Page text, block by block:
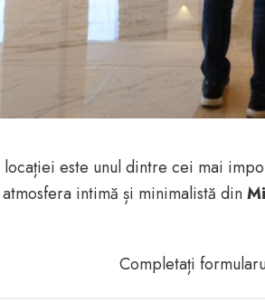
este unul dintre cei mai
atmosfera intimă și minimalistă din
Completați